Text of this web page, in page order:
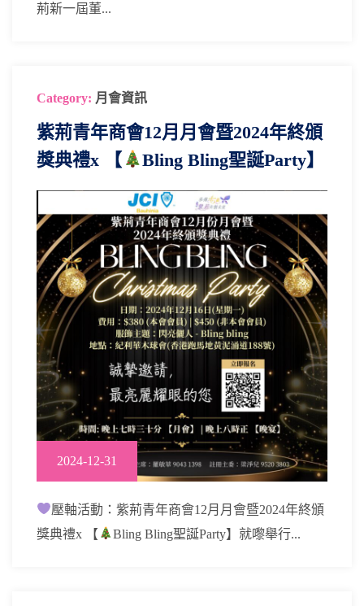
荊新一屆董...
Category: 月會資訊
紫荊青年商會12月月會暨2024年終頒
獎典禮x 【
Bling Bling聖誕Party】
2024-12-31
壓軸活動：紫荊青年商會12月月會暨2024年終頒
獎典禮x 【
Bling Bling聖誕Party】就嚟舉行...